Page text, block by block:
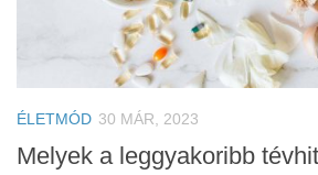
ÉLETMÓD 30 MÁR, 2023
Melyek a leggyakoribb